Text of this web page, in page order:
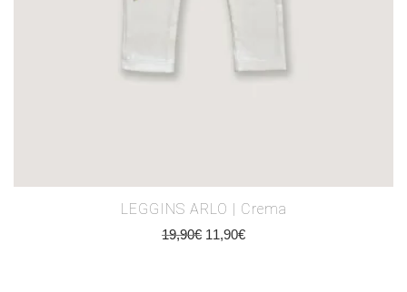
LEGGINS ARLO | Crema
19,90€ 11,90€